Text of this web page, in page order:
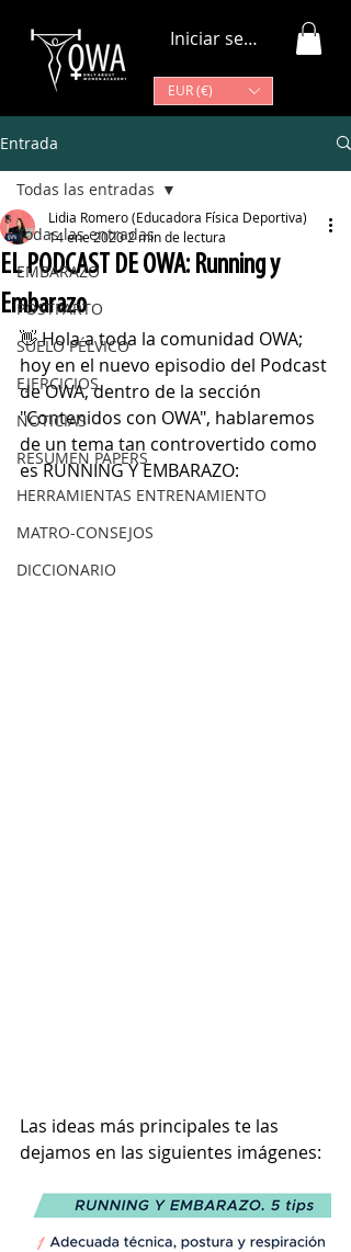
EUR (€)
Iniciar sesión
Entrada
Todas las entradas
EMBARAZO
POSTPARTO
SUELO PÉLVICO
EJERCICIOS
NOTICIAS
RESUMEN PAPERS
HERRAMIENTAS ENTRENAMIENTO
MATRO-CONSEJOS
DICCIONARIO
Todas las entradas
EL PODCAST DE OWA: Running y
Embarazo
Lidia Romero (Educadora Física Deportiva)
14 ene 2020 2 min de lectura
👋 Hola a toda la comunidad OWA;
hoy en el nuevo episodio del Podcast
de OWA, dentro de la sección
"Contenidos con OWA", hablaremos
de un tema tan controvertido como
es RUNNING Y EMBARAZO:
Las ideas más principales te las
dejamos en las siguientes imágenes: